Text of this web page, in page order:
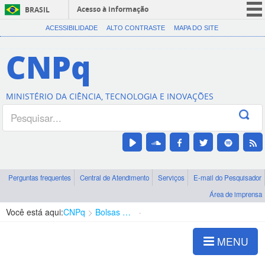
BRASIL
Acesso à informação
CORONAVÍRUS (COVID-19)
Canais
ACESSIBILIDADE ALTO CONTRASTE MAPA DO SITE
CNPq
MINISTÉRIO DA CIÊNCIA, TECNOLOGIA E INOVAÇÕES
Perguntas frequentes Central de Atendimento Serviços
E-mail do Pesquisador
Área de imprensa
Você está aqui:CNPq Bolsas e Auxílios Vigentes
MENU